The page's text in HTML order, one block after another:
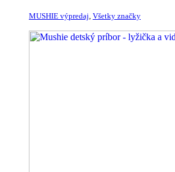
MUSHIE výpredaj, Všetky značky